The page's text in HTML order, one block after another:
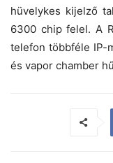
hüvelykes kijelző
6300 chip felel. A
telefon többféle IP-
és vapor chamber